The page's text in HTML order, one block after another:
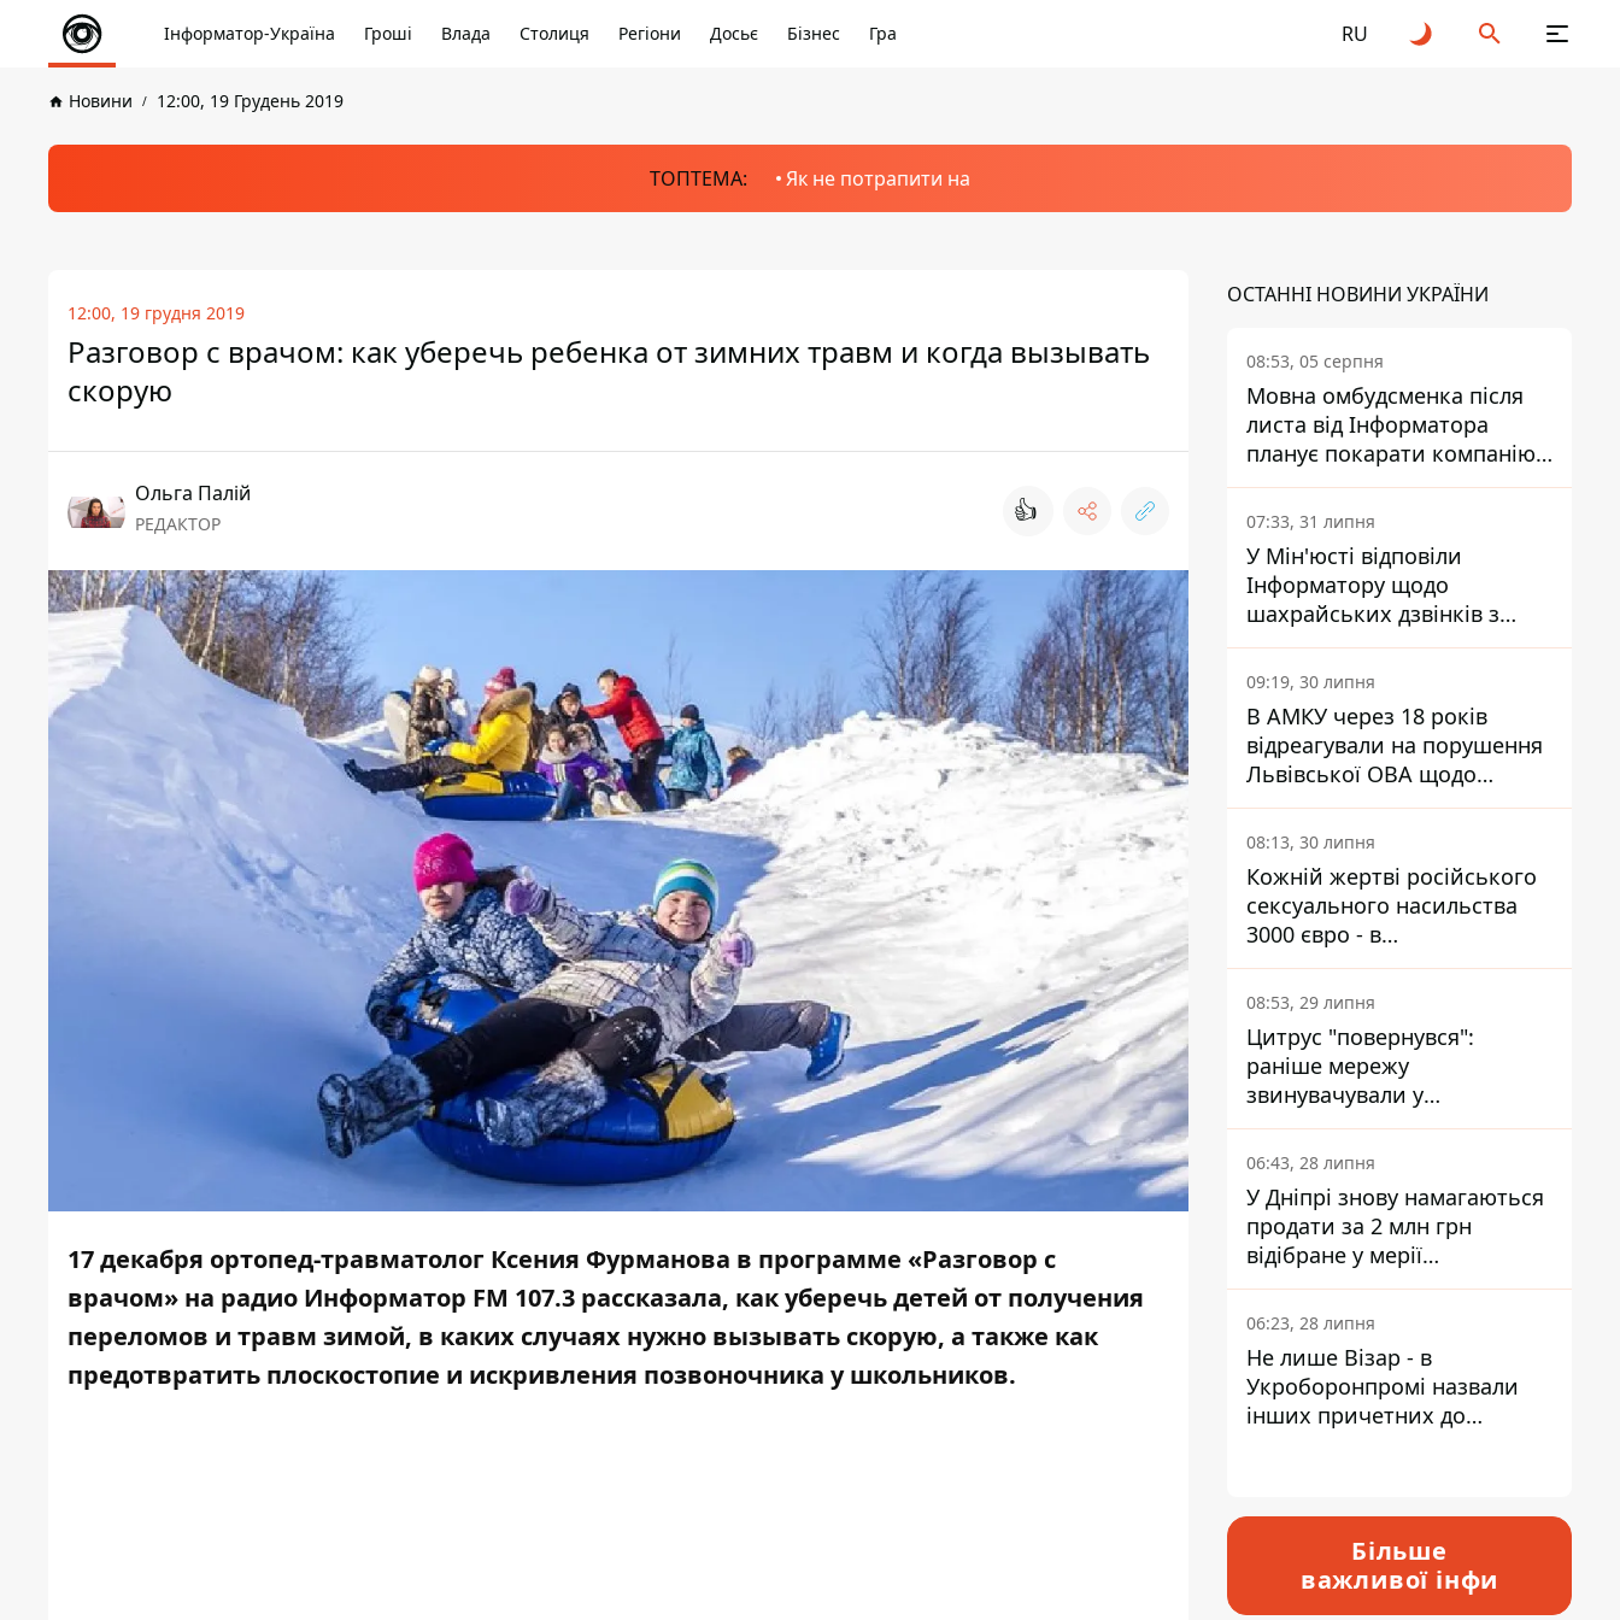
Інформатор-Україна Гроші Влада Столиця Регіони Досьє Бізнес Гра RU
Новини 12:00, 19 Грудень 2019
ТОПТЕМА: Як не потрапити на
12:00, 19 грудня 2019
Разговор с врачом: как уберечь ребенка от зимних травм и когда вызывать
скорую
Ольга Палій
РЕДАКТОР 👍
17 декабря ортопед-травматолог Ксения Фурманова в программе «Разговор с
врачом» на радио Информатор FM 107.3 рассказала, как уберечь детей от получения
переломов и травм зимой, в каких случаях нужно вызывать скорую, а также как
предотвратить плоскостопие и искривления позвоночника у школьников.
ОСТАННІ НОВИНИ УКРАЇНИ
08:53, 05 серпня
Мовна омбудсменка після
листа від Інформатора
планує покарати компанію-
підрядника ПриватБанку
07:33, 31 липня
У Мін'юсті відповіли
Інформатору щодо
шахрайських дзвінків з
камери Сумського СІЗО так,
що ніхто нічого не зрозумів
09:19, 30 липня
В АМКУ через 18 років
відреагували на порушення
Львівської ОВА щодо
харчування у закладах
освіти
08:13, 30 липня
Кожній жертві російського
сексуального насильства
3000 євро - в
Мінсоцполітики пояснили
Інформатору, звідки на це
гроші
08:53, 29 липня
Цитрус "повернувся":
раніше мережу
звинувачували у
контрабанді техніки та
ухиленні від сплати
податків
06:43, 28 липня
У Дніпрі знову намагаються
продати за 2 млн грн
відібране у мерії
приміщення Укрпошти
06:23, 28 липня
Не лише Візар - в
Укроборонпромі назвали
інших причетних до
Більше
важливої інфи